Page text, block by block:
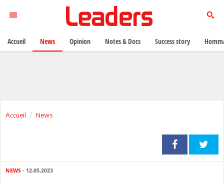
Accueil News
NEWS - 12.05.2023
Accueil News Opinion Notes & Docs Success story